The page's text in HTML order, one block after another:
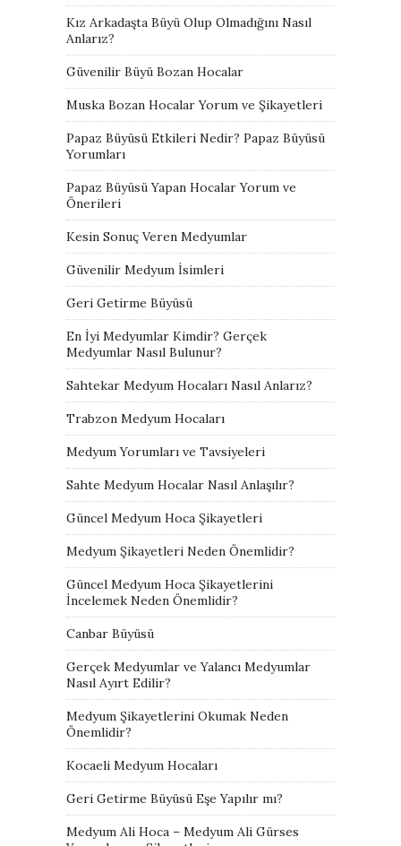
Kız Arkadaşta Büyü Olup Olmadığını Nasıl
Anlarız?
Güvenilir Büyü Bozan Hocalar
Muska Bozan Hocalar Yorum ve Şikayetleri
Papaz Büyüsü Etkileri Nedir? Papaz Büyüsü
Yorumları
Papaz Büyüsü Yapan Hocalar Yorum ve
Önerileri
Kesin Sonuç Veren Medyumlar
Güvenilir Medyum İsimleri
Geri Getirme Büyüsü
En İyi Medyumlar Kimdir? Gerçek
Medyumlar Nasıl Bulunur?
Sahtekar Medyum Hocaları Nasıl Anlarız?
Trabzon Medyum Hocaları
Medyum Yorumları ve Tavsiyeleri
Sahte Medyum Hocalar Nasıl Anlaşılır?
Güncel Medyum Hoca Şikayetleri
Medyum Şikayetleri Neden Önemlidir?
Güncel Medyum Hoca Şikayetlerini
İncelemek Neden Önemlidir?
Canbar Büyüsü
Gerçek Medyumlar ve Yalancı Medyumlar
Nasıl Ayırt Edilir?
Medyum Şikayetlerini Okumak Neden
Önemlidir?
Kocaeli Medyum Hocaları
Geri Getirme Büyüsü Eşe Yapılır mı?
Medyum Ali Hoca – Medyum Ali Gürses